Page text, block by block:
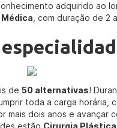
adquirido ao
, com duração de 2
de50 alternativas!
toda a carga horária,
dois anos e avançar
estão Cirurgia